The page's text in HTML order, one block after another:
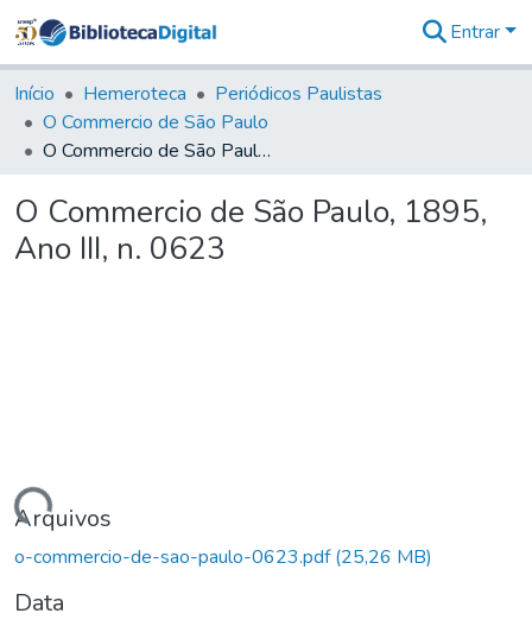
&
Coleções
Tudo na
Biblioteca
Estatísticas
Entrar
Início Hemeroteca
Periódicos Paulistas
O Commercio de São Paulo
O Commercio de São Paulo, 1895, Ano III, n. 0623
O Commercio de São Paulo, 1895,
Ano III, n. 0623
Arquivos
o-commercio-de-sao-paulo-0623.pdf(25,26 MB)
Data